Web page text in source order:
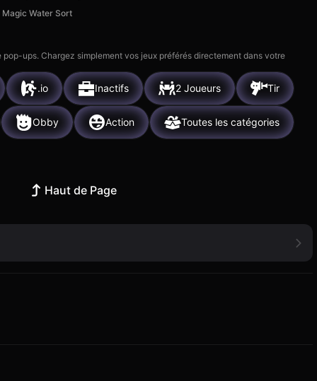
Magic Water Sort
ups. Chargez simplement vos jeux préférés directement dans votre
.io Inactifs 2 Joueurs Tir
Obby Action Toutes les catégories
Haut de Page